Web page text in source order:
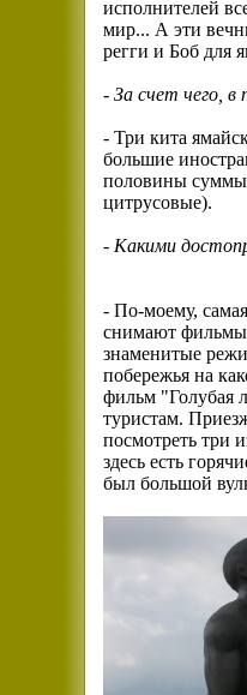
исполнителей
мир... А эти
регги и Боб для
- За счет чего,
- Три кита
большие
половины суммы
цитрусовые).
- Какими
- По-моему,
снимают фильмы
знаменитые
побережья на
фильм "Голубая
туристам.
посмотреть три
здесь есть
был большой